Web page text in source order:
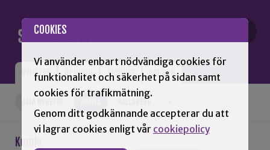
COOKIES
Vi använder enbart nödvändiga cookies för
funktionalitet och säkerhet på sidan samt
cookies för trafikmätning.
Genom ditt godkännande accepterar du att
vi lagrar cookies enligt vår cookiepolicy
NYHETER OPINION TIDNING OM SNN
HALLSBERG
Kumla